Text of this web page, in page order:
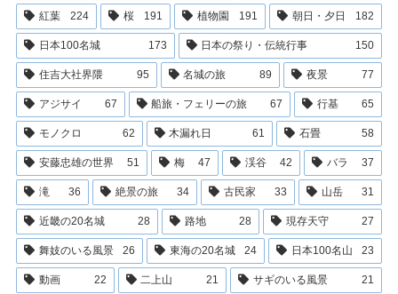
紅葉 224 桜 191 植物園 191 朝日・夕日 182
日本100名城 173 日本の祭り・伝統行事 150
住吉大社界隈 95 名城の旅 89 夜景 77
アジサイ 67 船旅・フェリーの旅 67 行基 65
モノクロ 62 木漏れ日 61 石畳 58
安藤忠雄の世界 51 梅 47 渓谷 42 バラ 37
滝 36 絶景の旅 34 古民家 33 山岳 31
近畿の20名城 28 路地 28 現存天守 27
舞妓のいる風景 26 東海の20名城 24 日本100名山 23
動画 22 二上山 21 サギのいる風景 21